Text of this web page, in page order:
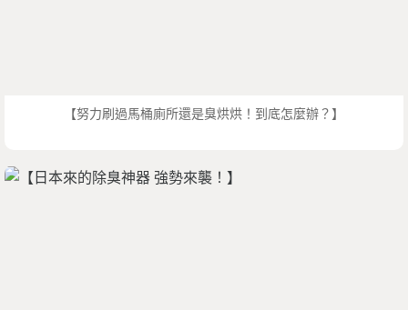
【努力刷過馬桶廁所還是臭烘烘！到底怎麼辦？】